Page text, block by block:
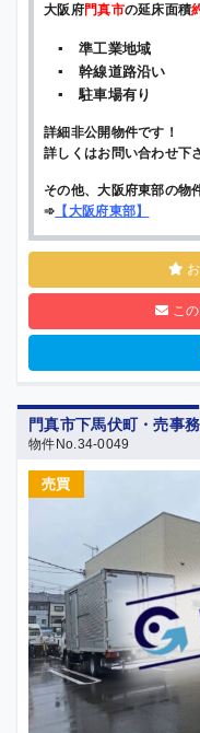
大阪府門真市の延床面積
▪ 準工業地域
▪ 幹線道路沿い
▪ 駐車場有り
詳細非公開物件です！
詳しくはお問い合わせ下
その他、大阪府東部の物
➾ 【大阪府東部】
こ
門真市下馬伏町・売事
物件No.34-0049
売買